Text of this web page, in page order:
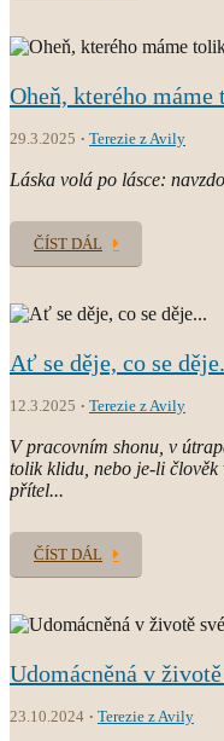
Oheň, kterého
29.3.2025 Terezie z Avily
Láska volá po lásce:
ČÍST DÁL
Ať se děje, co se
12.3.2025 Terezie z Avily
V pracovním shonu, v
tolik klidu, nebo je-li
přítel...
ČÍST DÁL
Udomácněná v
23.10.2024 Terezie z Avily